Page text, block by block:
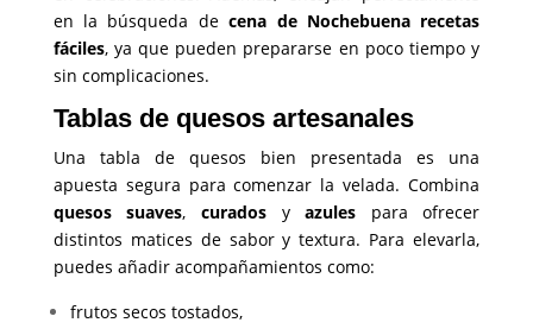
en la búsqueda decena de Nochebuena recetas
fáciles, ya que pueden prepararse en poco tiempo y
sin complicaciones.
Tablas de quesos artesanales
Una tabla de quesos bien presentada es una
apuesta segura para comenzar la velada. Combina
quesos suaves, curadosyazules para ofrecer
distintos matices de sabor y textura. Para elevarla,
puedes añadir acompañamientos como:
frutos secos tostados,